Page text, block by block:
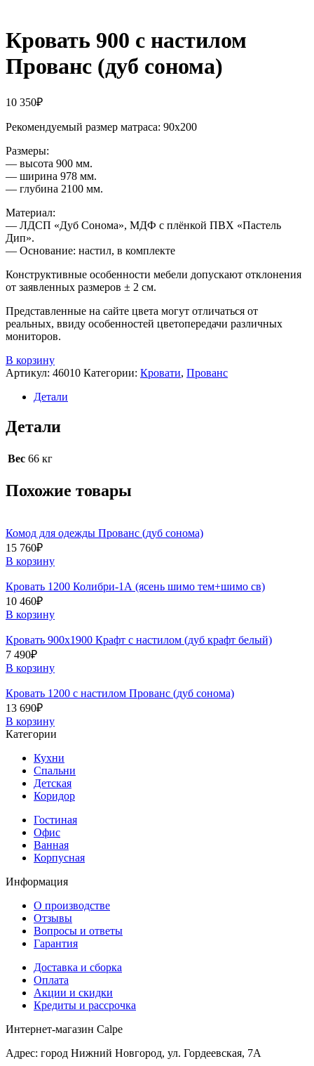
Кровать 900 с настилом
Прованс (дуб сонома)
10 350₽
Рекомендуемый размер матраса: 90х200
Размеры:
— высота 900 мм.
— ширина 978 мм.
— глубина 2100 мм.
Материал:
— ЛДСП «Дуб Сонома», МДФ с плёнкой ПВХ «Пастель
Дип».
— Основание: настил, в комплекте
Конструктивные особенности мебели допускают отклонения
от заявленных размеров ± 2 см.
Представленные на сайте цвета могут отличаться от
реальных, ввиду особенностей цветопередачи различных
мониторов.
В корзину
Артикул: 46010 Категории: Кровати, Прованс
Детали
Детали
Вес 66 кг
Похожие товары
Комод для одежды Прованс (дуб сонома)
15 760₽
В корзину
Кровать 1200 Колибри-1А (ясень шимо тем+шимо св)
10 460₽
В корзину
Кровать 900х1900 Крафт c настилом (дуб крафт белый)
7 490₽
В корзину
Кровать 1200 с настилом Прованс (дуб сонома)
13 690₽
В корзину
Категории
Кухни
Спальни
Детская
Коридор
Гостиная
Офис
Ванная
Корпусная
Информация
О производстве
Отзывы
Вопросы и ответы
Гарантия
Доставка и сборка
Оплата
Акции и скидки
Кредиты и рассрочка
Интернет-магазин Calpe
Адрес: город Нижний Новгород, ул. Гордеевская, 7А